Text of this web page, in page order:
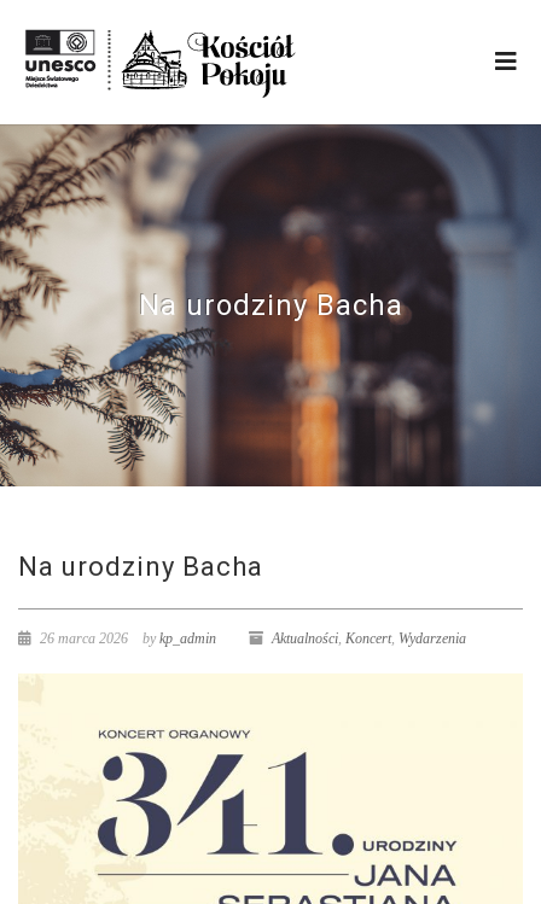
Na urodziny Bacha
Na urodziny Bacha
26 marca 2026 bykp_admin Aktualności, Koncert, Wydarzenia